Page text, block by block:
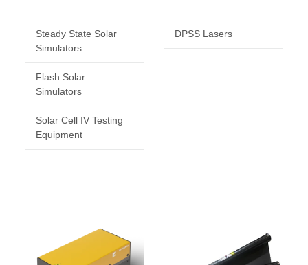
Steady State Solar
Simulators
Flash Solar
Simulators
Solar Cell IV Testing
Equipment
DPSS Lasers